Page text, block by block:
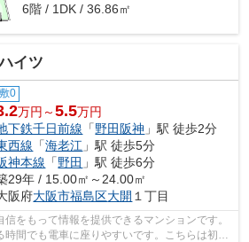
6階 / 1DK / 36.86㎡
イツ
敷0
万円～5.5万円
下鉄千日前線 「野田阪神 」駅 徒歩2分
西線 「海老江 」駅 徒歩5分
神本線 「野田 」駅 徒歩6分
29年 / 15.00㎡～24.00㎡
阪府大阪市福島区大開 １丁目
をもって情報を提供できるマンションです。
間でも電車に座りやすいです。こちらは初期